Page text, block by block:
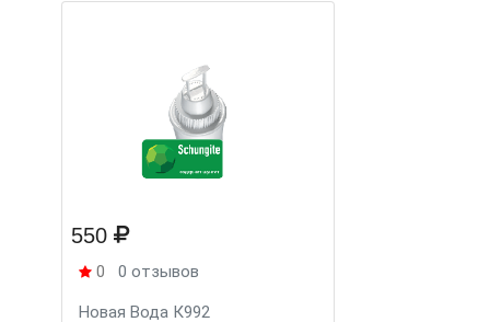
550
0 0 отзывов
Новая Вода К992